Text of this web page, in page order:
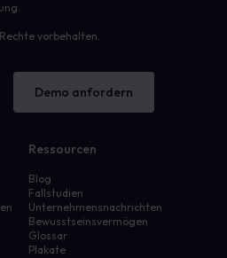
vorbehalten.
Demo anfordern
Ressourcen
Blog
Fallstudien
Unternehmensnachrichten
Bewusstseinsvermögen
Glossar
Plakate